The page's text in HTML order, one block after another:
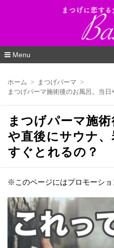
Bassa（バッサ）_
援する
Menu
ツ
ホーム
まつげパーマ
まつげパーマ施術後のお風呂。当
まつげパーマ施
や直後にサウナ
すぐとれるの？
※このページにはプロモーショ